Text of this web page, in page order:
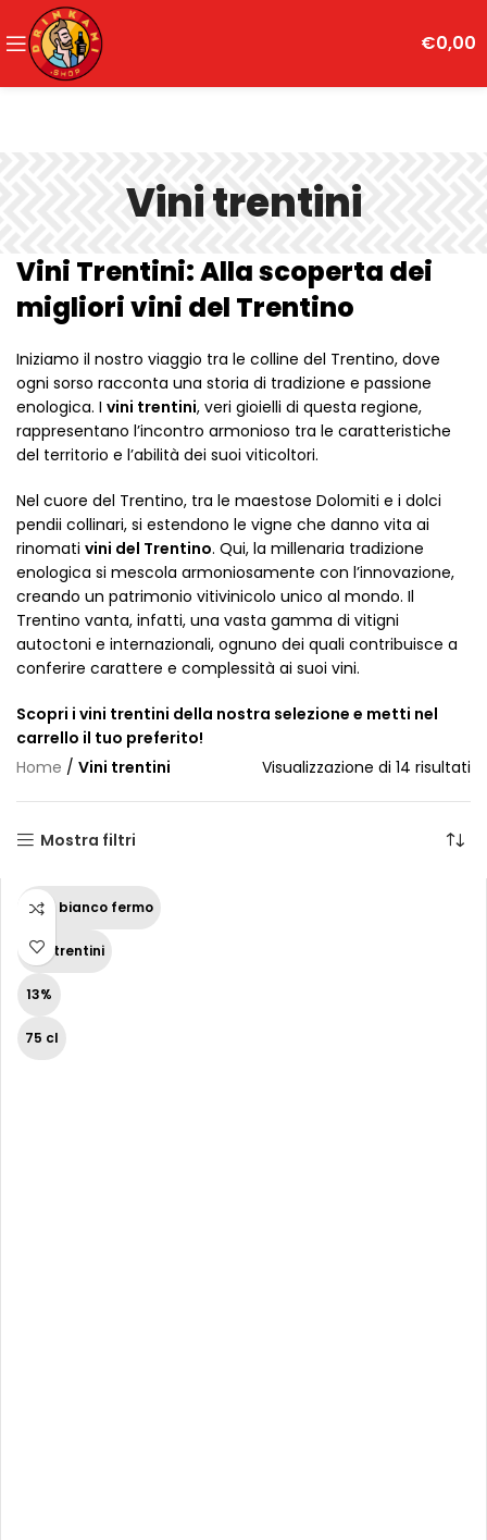
€0,00
Vini trentini
Vini Trentini: Alla scoperta dei
migliori vini del Trentino
Iniziamo il nostro viaggio tra le colline del Trentino, dove
ogni sorso racconta una storia di tradizione e passione
enologica. I vini trentini, veri gioielli di questa regione,
rappresentano l’incontro armonioso tra le caratteristiche
del territorio e l’abilità dei suoi viticoltori.
Nel cuore del Trentino, tra le maestose Dolomiti e i dolci
pendii collinari, si estendono le vigne che danno vita ai
rinomati vini del Trentino. Qui, la millenaria tradizione
enologica si mescola armoniosamente con l’innovazione,
creando un patrimonio vitivinicolo unico al mondo. Il
Trentino vanta, infatti, una vasta gamma di vitigni
autoctoni e internazionali, ognuno dei quali contribuisce a
conferire carattere e complessità ai suoi vini.
Scopri i vini trentini della nostra selezione e metti nel
carrello il tuo preferito!
Home / Vini trentini Visualizzazione di 14 risultati
Mostra filtri
Vino bianco fermo
Vini trentini
13%
75 cl